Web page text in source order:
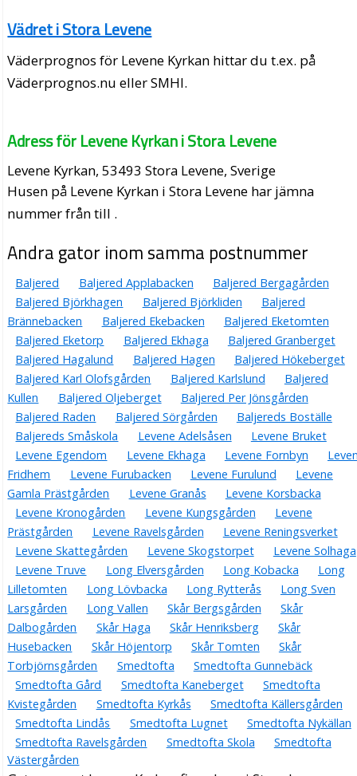
Vädret i Stora Levene
Väderprognos för Levene Kyrkan hittar du t.ex. på
Väderprognos.nu eller SMHI.
Adress för Levene Kyrkan i Stora Levene
Levene Kyrkan, 53493 Stora Levene, Sverige
Husen på Levene Kyrkan i Stora Levene har jämna
nummer från till .
Andra gator inom samma postnummer
Baljered Baljered Applabacken
Baljered Bergagården
Baljered Björkhagen
Baljered Björkliden
Baljered
Brännebacken
Baljered Ekebacken
Baljered Eketomten
Baljered Eketorp
Baljered Ekhaga
Baljered Granberget
Baljered Hagalund
Baljered Hagen
Baljered Hökeberget
Baljered Karl Olofsgården
Baljered Karlslund
Baljered
Kullen
Baljered Oljeberget
Baljered Per Jönsgården
Baljered Raden
Baljered Sörgården
Baljereds Boställe
Baljereds Småskola
Levene Adelsåsen
Levene Bruket
Levene Egendom
Levene Ekhaga Levene Fornbyn
Fridhem
Levene Furubacken Levene Furulund
Levene
Gamla Prästgården
Levene Granås
Levene Korsbacka
Levene Kronogården
Levene Kungsgården
Levene
Prästgården
Levene Ravelsgården
Levene Reningsverket
Levene Skattegården
Levene Skogstorpet
Levene Solhaga
Levene Truve
Long Elversgården Long Kobacka
Long
Lilletomten
Long Lövbacka Long Rytterås
Long Sven
Larsgården
Long Vallen Skår Bergsgården
Skår
Dalbogården
Skår Haga Skår Henriksberg
Skår
Husebacken
Skår Höjentorp Skår Tomten
Skår
Torbjörnsgården
Smedtofta
Smedtofta Gunnebäck
Smedtofta Gård
Smedtofta Kaneberget
Smedtofta
Kvistegården
Smedtofta Kyrkås
Smedtofta Källersgården
Smedtofta Lindås
Smedtofta Lugnet
Smedtofta Nykällan
Smedtofta Ravelsgården
Smedtofta Skola
Smedtofta
Västergården